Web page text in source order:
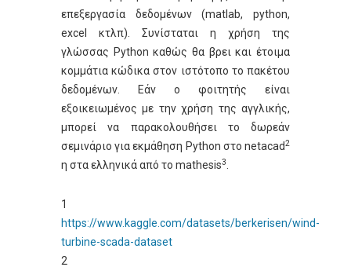
επεξεργασία δεδομένων (matlab, python,
excel κτλπ). Συνίσταται η χρήση της
γλώσσας Python καθώς θα βρει και έτοιμα
κομμάτια κώδικα στον ιστότοπο το πακέτου
δεδομένων. Εάν ο φοιτητής είναι
εξοικειωμένος με την χρήση της αγγλικής,
μπορεί να παρακολουθήσει το δωρεάν
σεμινάριο για εκμάθηση Python στο netacad2
η στα ελληνικά από το mathesis3
1
https://www.kaggle.com/datasets/berkerisen/wind-
turbine-scada-dataset
2